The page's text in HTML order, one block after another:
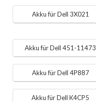
Akku für Dell 3X021
Akku für Dell 451-11473
Akku für Dell 4P887
Akku für Dell K4CP5